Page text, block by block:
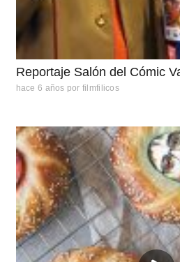
Reportaje Salón del Cómic
hace 6 años por filmfilicos